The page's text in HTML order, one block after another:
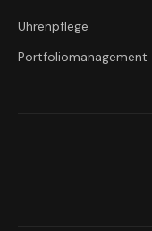
Uhrenpflege
Portfoliomanagement